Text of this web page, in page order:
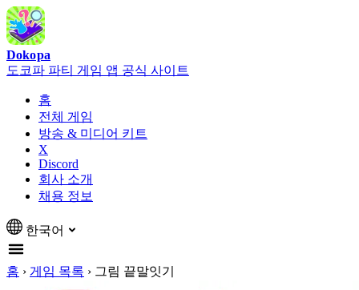
Dokopa
도코파 파티 게임 앱 공식 사이트
홈
전체 게임
방송 & 미디어 키트
X
Discord
회사 소개
채용 정보
한국어
홈 › 게임 목록 › 그림 끝말잇기